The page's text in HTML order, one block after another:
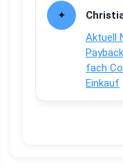
Aktuell
fach
Einkauf